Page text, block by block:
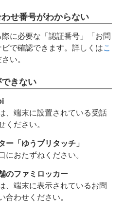
せ番号がわからない
に必要な「認証番号」「お問
で確認できます。詳しくはこ
い。
きない
、端末に設置されている受話
ださい。
ー「ゆうプリタッチ」
おたずねください。
のファミロッカー
、端末に表示されているお問
わせください。